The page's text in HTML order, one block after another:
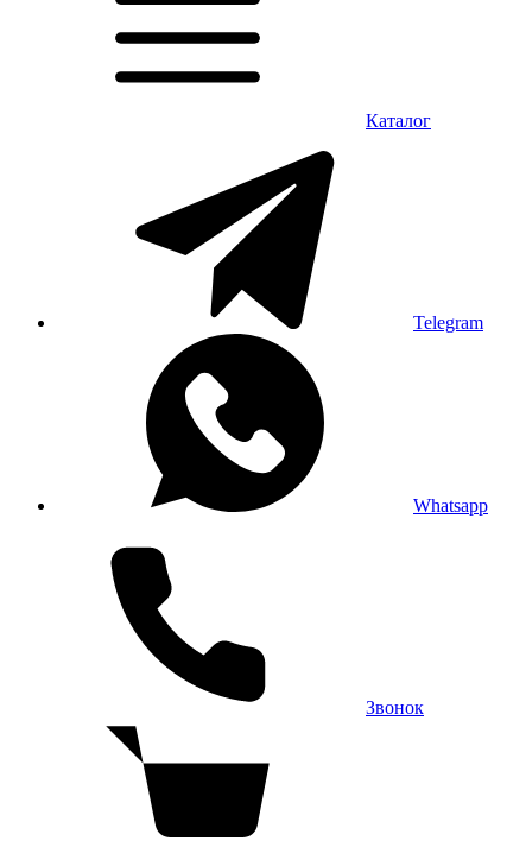
Каталог
Telegram
Whatsapp
Звонок